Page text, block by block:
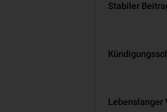
Stabiler
Lebenslanger